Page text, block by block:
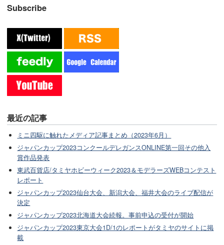
Subscribe
最近の記事
ミニ四駆に触れたメディア記事まとめ（2023年6月）
ジャパンカップ2023コンクールデレガンスONLINE第一回その他入
賞作品発表
東武百貨店/タミヤホビーウィーク2023＆モデラーズWEBコンテスト
レポート
ジャパンカップ2023仙台大会、新潟大会、福井大会のライブ配信が
決定
ジャパンカップ2023北海道大会続報。事前申込の受付が開始
ジャパンカップ2023東京大会1D/1のレポートがタミヤのサイトに掲
載